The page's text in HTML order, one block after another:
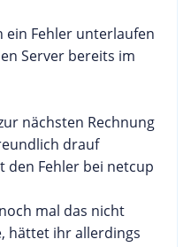
ein Fehler unterlaufen
Server bereits im
nächsten Rechnung
drauf
den Fehler bei netcup
mal das nicht
hättet ihr allerdings